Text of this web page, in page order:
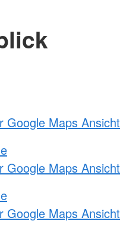
Google Maps Ansicht
Google Maps Ansicht
Google Maps Ansicht